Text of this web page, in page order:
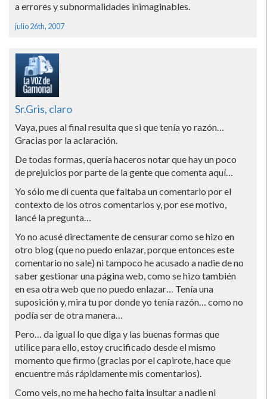
a errores y subnormalidades inimaginables.
julio 26th, 2007
Sr.Gris, claro
Vaya, pues al final resulta que si que tení­a yo razón…
Gracias por la aclaración.
De todas formas, querí­a haceros notar que hay un poco
de prejuicios por parte de la gente que comenta aquí­…
Yo sólo me di cuenta que faltaba un comentario por el
contexto de los otros comentarios y, por ese motivo,
lancé la pregunta…
Yo no acusé directamente de censurar como se hizo en
otro blog (que no puedo enlazar, porque entonces este
comentario no sale) ni tampoco he acusado a nadie de no
saber gestionar una página web, como se hizo también
en esa otra web que no puedo enlazar… Tení­a una
suposición y, mira tu por donde yo tení­a razón… como no
podí­a ser de otra manera…
Pero… da igual lo que diga y las buenas formas que
utilice para ello, estoy crucificado desde el mismo
momento que firmo (gracias por el capirote, hace que
encuentre más rápidamente mis comentarios).
Como veis, no me ha hecho falta insultar a nadie ni